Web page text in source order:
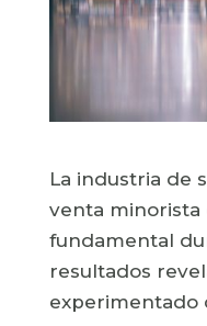
La industria de
venta minorista
fundamental
resultados
experimentado